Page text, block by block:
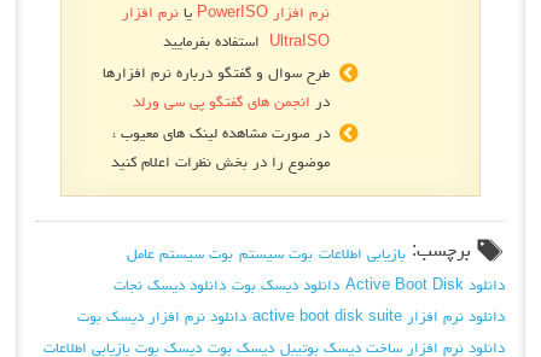
نرم افزار PowerISO
یا نرم افزار
UltraISO استفاده بفرمایید
طرح سوال و گفتگو درباره نرم افزارها
در انجمن های گفتگو پی سی ورلد
در صورت مشاهده لینک های معیوب ،
موضوع را در بخش نظرات اعلام کنید
برچسب: بازیابی اطلاعات بوت سیستم بوت سیستم عامل
دانلود Active Boot Disk
دانلود دیسک بوت دانلود دیسک نجات
دانلود نرم افزار active boot disk suite
دانلود نرم افزار دیسک بوت
دانلود نرم افزار ساخت دیسک بوتیبل دیسک بوت دیسک بوت بازیابی اطلاعات